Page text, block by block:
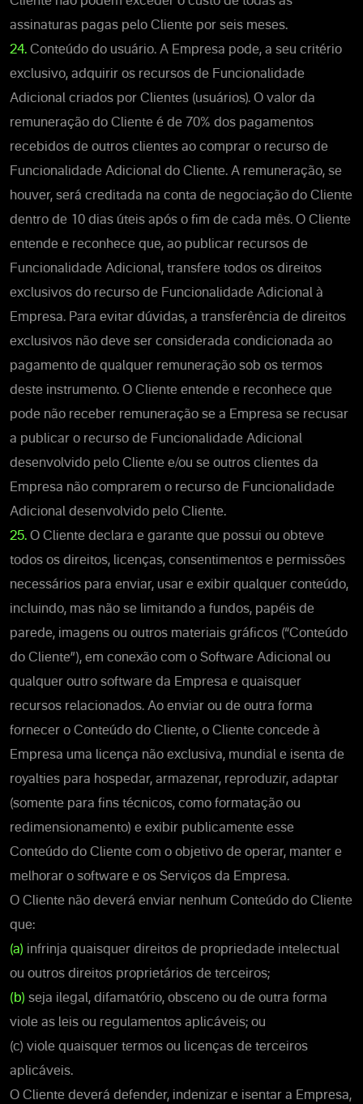
assinaturas pagas pelo Cliente por seis meses.
24. Conteúdo do usuário. A Empresa pode, a seu critério
exclusivo, adquirir os recursos de Funcionalidade
Adicional criados por Clientes (usuários). O valor da
remuneração do Cliente é de 70% dos pagamentos
recebidos de outros clientes ao comprar o recurso de
Funcionalidade Adicional do Cliente. A remuneração, se
houver, será creditada na conta de negociação do Cliente
dentro de 10 dias úteis após o fim de cada mês. O Cliente
entende e reconhece que, ao publicar recursos de
Funcionalidade Adicional, transfere todos os direitos
exclusivos do recurso de Funcionalidade Adicional à
Empresa. Para evitar dúvidas, a transferência de direitos
exclusivos não deve ser considerada condicionada ao
pagamento de qualquer remuneração sob os termos
deste instrumento. O Cliente entende e reconhece que
pode não receber remuneração se a Empresa se recusar
a publicar o recurso de Funcionalidade Adicional
desenvolvido pelo Cliente e/ou se outros clientes da
Empresa não comprarem o recurso de Funcionalidade
Adicional desenvolvido pelo Cliente.
25. O Cliente declara e garante que possui ou obteve
todos os direitos, licenças, consentimentos e permissões
necessários para enviar, usar e exibir qualquer conteúdo,
incluindo, mas não se limitando a fundos, papéis de
parede, imagens ou outros materiais gráficos (“Conteúdo
do Cliente”), em conexão com o Software Adicional ou
qualquer outro software da Empresa e quaisquer
recursos relacionados. Ao enviar ou de outra forma
fornecer o Conteúdo do Cliente, o Cliente concede à
Empresa uma licença não exclusiva, mundial e isenta de
royalties para hospedar, armazenar, reproduzir, adaptar
(somente para fins técnicos, como formatação ou
redimensionamento) e exibir publicamente esse
Conteúdo do Cliente com o objetivo de operar, manter e
melhorar o software e os Serviços da Empresa.
O Cliente não deverá enviar nenhum Conteúdo do Cliente
que:
(a) infrinja quaisquer direitos de propriedade intelectual
ou outros direitos proprietários de terceiros;
(b) seja ilegal, difamatório, obsceno ou de outra forma
viole as leis ou regulamentos aplicáveis; ou
(c) viole quaisquer termos ou licenças de terceiros
aplicáveis.
O Cliente deverá defender, indenizar e isentar a Empresa,